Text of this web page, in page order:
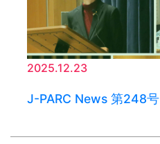
2025.12.23
J-PARC News 第248号